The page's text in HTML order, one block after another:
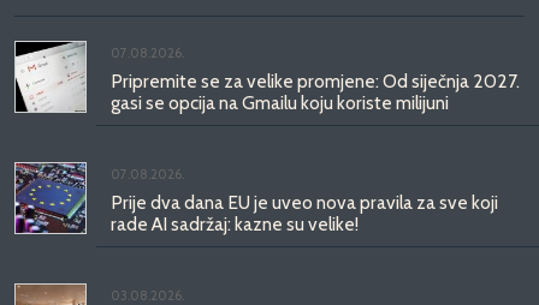
07.08.2026.
Pripremite se za velike promjene: Od siječnja 2027.
gasi se opcija na Gmailu koju koriste milijuni
07.08.2026.
Prije dva dana EU je uveo nova pravila za sve koji
rade AI sadržaj: kazne su velike!
03.08.2026.